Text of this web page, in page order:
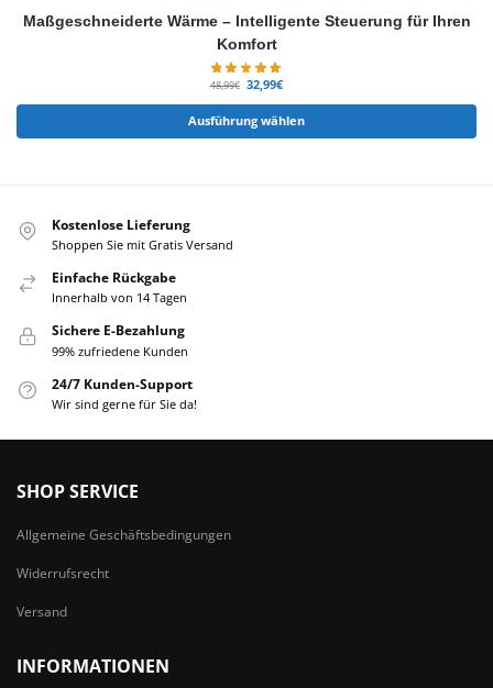
Maßgeschneiderte Wärme – Intelligente Steuerung für Ihren
Komfort
48,99€ 32,99€
Ausführung wählen
Kostenlose Lieferung
Shoppen Sie mit Gratis Versand
Einfache Rückgabe
Innerhalb von 14 Tagen
Sichere E-Bezahlung
99% zufriedene Kunden
24/7 Kunden-Support
Wir sind gerne für Sie da!
SHOP SERVICE
Allgemeine Geschäftsbedingungen
Widerrufsrecht
Versand
INFORMATIONEN